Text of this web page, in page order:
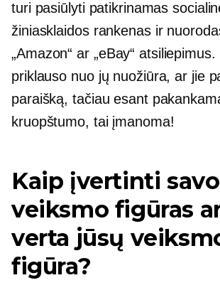
turi pasiūlyti patikrinamas
žiniasklaidos rankenas ir
„Amazon“ ar „eBay“
priklauso nuo jų nuožiūra, ar jie
paraišką, tačiau esant
kruopštumo, tai įmanoma!
Kaip įvertinti savo
veiksmo figūras
verta jūsų
figūra?